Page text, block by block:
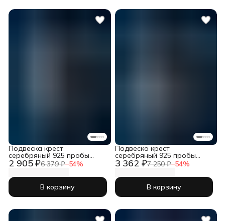
2 905 ₽6 379 ₽−54%
Подвеска крест
серебряный 925 пробы
православный
В корзину
3 362 ₽7 250 ₽−54%
Подвеска крест
серебряный 925 пробы
православный
В корзину